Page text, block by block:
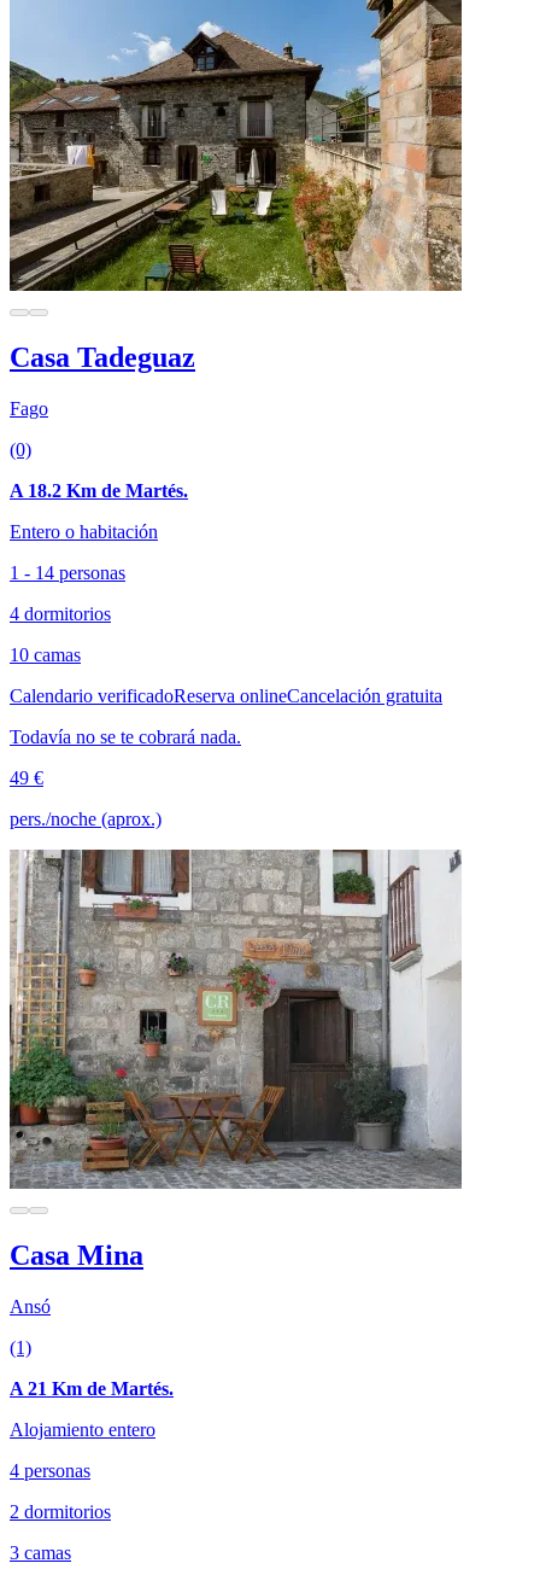
Casa Tadeguaz
Fago
(0)
A 18.2 Km de Martés.
Entero o habitación
1 - 14 personas
4 dormitorios
10 camas
Calendario verificadoReserva onlineCancelación gratuita
Todavía no se te cobrará nada.
49 €
pers./noche (aprox.)
Casa Mina
Ansó
(1)
A 21 Km de Martés.
Alojamiento entero
4 personas
2 dormitorios
3 camas